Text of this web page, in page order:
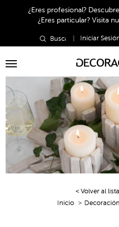
¿Eres profesional? Descubre
¿Eres particular? Visita
Iniciar
Toggle
navigation
< Volver al
Inicio
Decoración